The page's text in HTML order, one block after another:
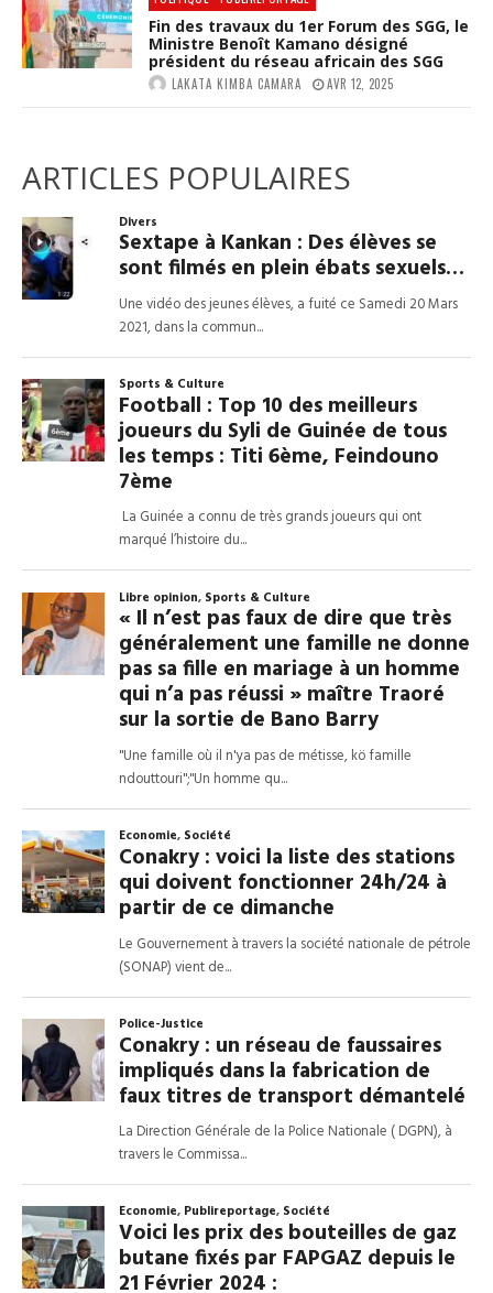
Fin des travaux du 1er Forum des SGG, le
Ministre Benoît Kamano désigné
président du réseau africain des SGG
LAKATA KIMBA CAMARA AVR 12, 2025
ARTICLES POPULAIRES